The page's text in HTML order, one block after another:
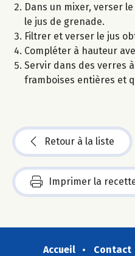
Dans un mixer, verser
le jus de grenade.
Filtrer et verser le jus
Compléter à hauteur
Servir dans des verres
framboises entières et
Retour à la liste
Imprimer la
Accueil Contact